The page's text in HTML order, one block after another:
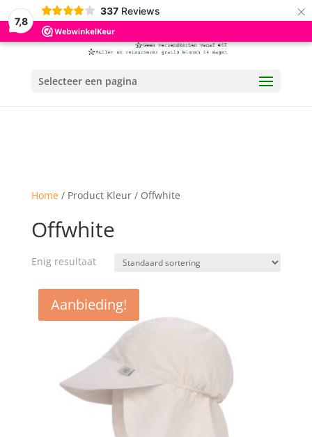
7,8
337 Reviews ×
Selecteer een pagina
Home/ Product Kleur / Offwhite
Offwhite
Enig resultaat
Aanbieding!